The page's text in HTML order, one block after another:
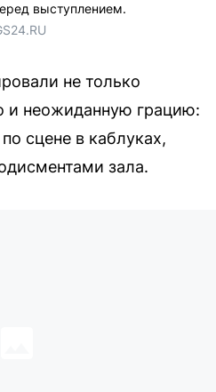
выступлением.
не только
неожиданную грацию:
сцене в каблуках,
зала.